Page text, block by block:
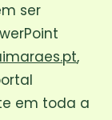
ser
,
em toda a